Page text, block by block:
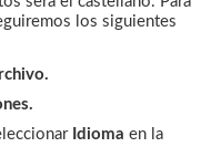
los siguientes
Idioma en la